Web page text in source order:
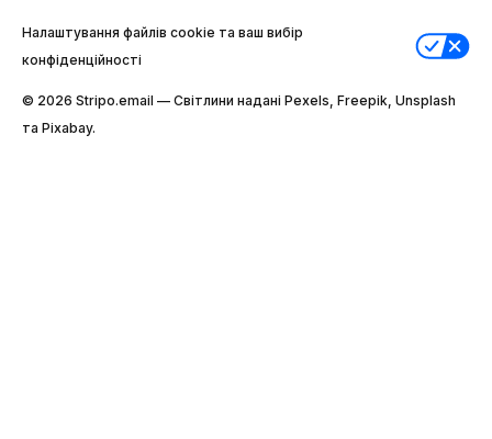
Налаштування файлів cookie та ваш вибір
конфіденційності
© 2026 Stripо.email — Світлини надані Pexels, Freepik, Unsplash
та Pixabay.